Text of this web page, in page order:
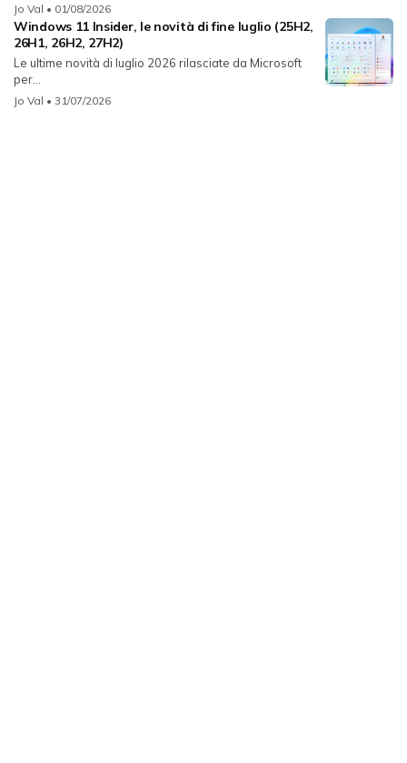
Jo Val • 01/08/2026
Windows 11 Insider, le novità di fine luglio (25H2,
26H1, 26H2, 27H2)
Le ultime novità di luglio 2026 rilasciate da Microsoft
per...
Jo Val • 31/07/2026